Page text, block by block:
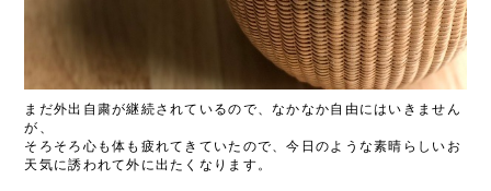
まだ外出自粛が継続されているので、なかなか自由にはいきません
が、
そろそろ心も体も疲れてきていたので、今日のような素晴らしいお
天気に誘われて外に出たくなります。